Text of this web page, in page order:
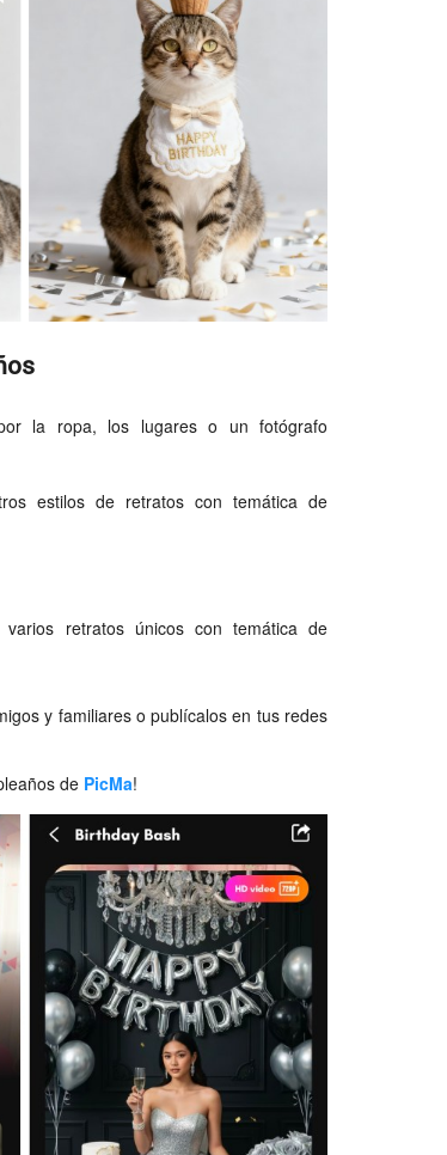
la ropa, los lugares o un fotógrafo
estilos de retratos con temática de
retratos únicos con temática de
y familiares o publícalos en tus redes
de PicMa!